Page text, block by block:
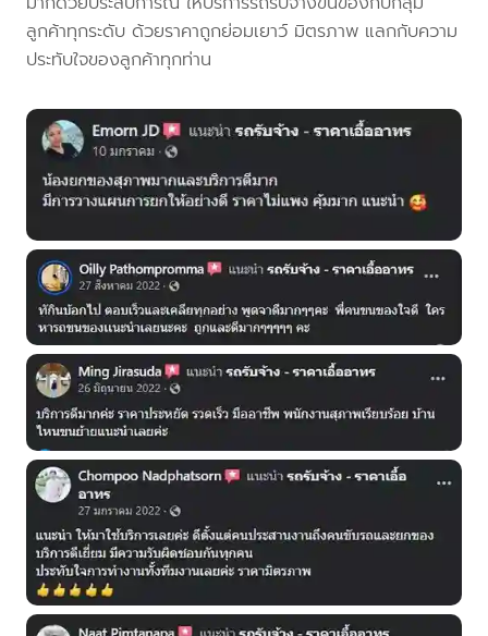
ลูกค้าทุกระดับ ด้วยราคาถูกย่อมเยาว์ มิตรภาพ แลกกับความ
ประทับใจของลูกค้าทุกท่าน